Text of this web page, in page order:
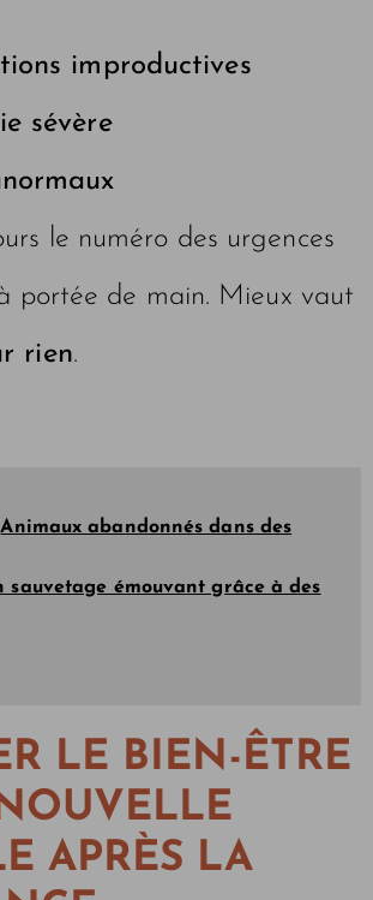
improductives
sévère
le numéro des urgences
portée de main. Mieux vaut
rien.
Animaux abandonnés dans des
sauvetage émouvant grâce à des
LE BIEN-ÊTRE
APRÈS LA